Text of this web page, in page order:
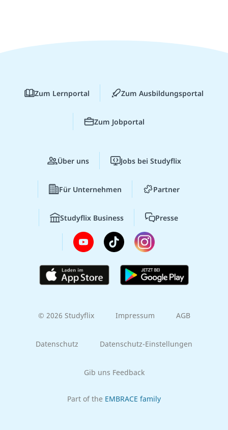
Zum Lernportal Zum Ausbildungsportal
Zum Jobportal
Über uns Jobs bei Studyflix
Für Unternehmen Partner
Studyflix Business Presse
© 2026 Studyflix Impressum AGB
Datenschutz Datenschutz-Einstellungen
Gib uns Feedback
Part of the EMBRACE family